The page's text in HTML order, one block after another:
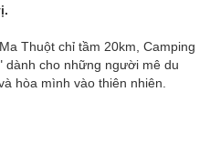
Thuột chỉ tầm 20km, Camping
dành cho những người mê du
hòa mình vào thiên nhiên.